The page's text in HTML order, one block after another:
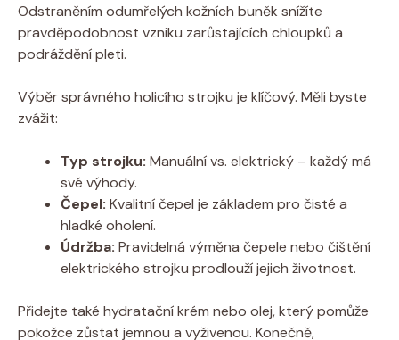
Odstraněním odumřelých kožních buněk snížíte
pravděpodobnost vzniku zarůstajících chloupků a
podráždění pleti.
Výběr správného holicího strojku je klíčový. Měli byste
zvážit:
Typ strojku: Manuální vs. elektrický – každý má
své výhody.
Čepel: Kvalitní čepel je základem pro čisté a
hladké oholení.
Údržba: Pravidelná výměna čepele nebo čištění
elektrického strojku prodlouží jejich životnost.
Přidejte také hydratační krém nebo olej, který pomůže
pokožce zůstat jemnou a vyživenou. Konečně,